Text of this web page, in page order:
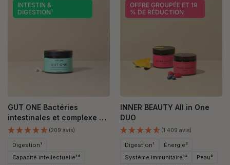
INTESTIN &
DIGESTION¹
GUT ONE Bactéries
intestinales et complexe de
vitamines B (209 avis)
Digestion¹
Capacité intellectuelle¹⁴
OFFRE GROUPÉE ET 19
% DE RÉDUCTION
INNER BEAUTY All in One
DUO
(1 409 avis)
Digestion¹
Énergie²
Système immunitaire¹²
Peau⁵